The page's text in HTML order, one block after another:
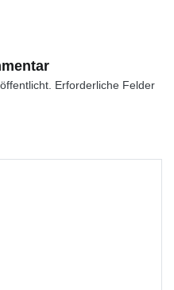
Erforderliche Felder